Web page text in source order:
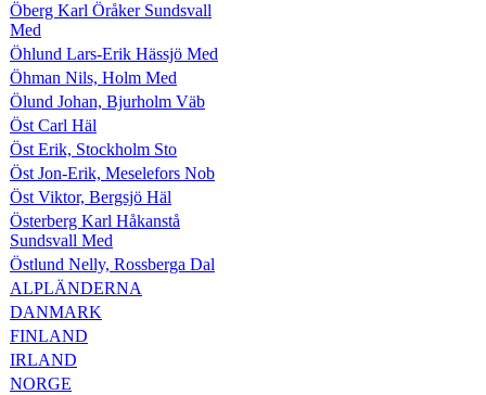
Öberg Karl Öråker Sundsvall
Med
Öhlund Lars-Erik Hässjö Med
Öhman Nils, Holm Med
Ölund Johan, Bjurholm Väb
Öst Carl Häl
Öst Erik, Stockholm Sto
Öst Jon-Erik, Meselefors Nob
Öst Viktor, Bergsjö Häl
Österberg Karl Håkanstå
Sundsvall Med
Östlund Nelly, Rossberga Dal
ALPLÄNDERNA
DANMARK
FINLAND
IRLAND
NORGE